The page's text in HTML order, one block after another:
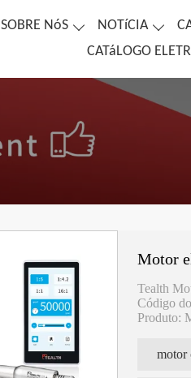
SOBRE NóS NOTíCIA
CATáLOGO
Motor
Tealth
Código
Produto:
Torque: